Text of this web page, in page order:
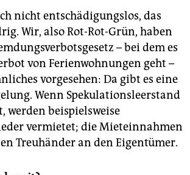
nicht entschädigungslos, das
Wir, also Rot-Rot-Grün, haben
– bei dem es
von Ferienwohnungen geht –
vorgesehen: Da gibt es eine
Wenn Spekulationsleerstand
werden beispielsweise
vermietet; die Mieteinnahmen
Treuhänder an den Eigentümer.